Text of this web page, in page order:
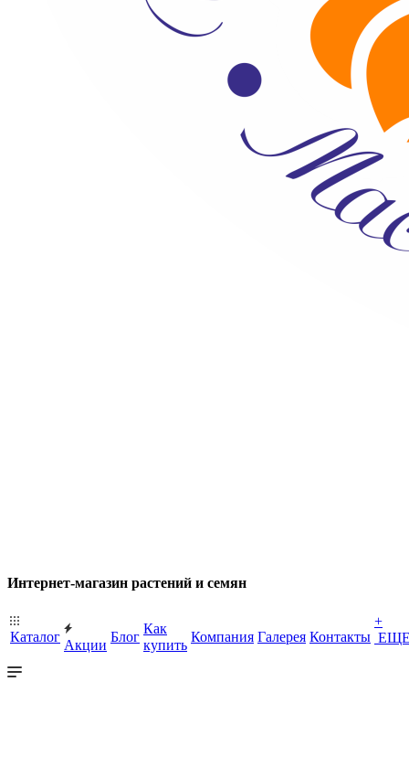
Интернет-магазин растений и семян
Каталог
Акции
Блог
Как
купить
Компания Галерея Контакты
+